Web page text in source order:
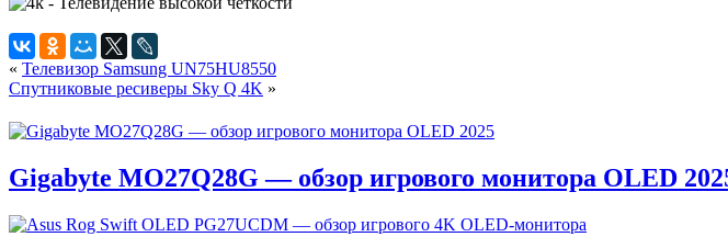
« Телевизор Samsung UN75HU8550
Спутниковые ресиверы Sky Q 4K »
Gigabyte MO27Q28G — обзор игрового монитора OLED